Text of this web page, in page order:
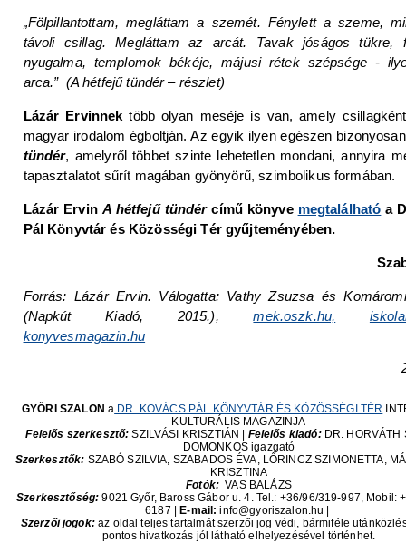
„Fölpillantottam, megláttam a szemét. Fénylett a szeme,
távoli csillag. Megláttam az arcát. Tavak jóságos tükre,
nyugalma, templomok békéje, májusi rétek szépsége -
arca.” (A hétfejű tündér – részlet)
Lázár Ervinnek több olyan meséje is van, amely
magyar irodalom égboltján. Az egyik ilyen egészen
tündér, amelyről többet szinte lehetetlen mondani, annyira
tapasztalatot sűrít magában gyönyörű, szimbolikus formában.
Lázár Ervin A hétfejű tündércímű könyve megtalálható a
Pál Könyvtár és Közösségi Tér gyűjteményében.
Forrás: Lázár Ervin. Válogatta: Vathy Zsuzsa és
(Napkút Kiadó, 2015.),
mek.oszk.hu,
konyvesmagazin.hu
GYŐRI SZALON a DR. KOVÁCS PÁL KÖNYVTÁR ÉS KÖZÖSSÉGI TÉR
KULTURÁLIS MAGAZINJA
Felelős szerkesztő: SZILVÁSI KRISZTIÁN | Felelős kiadó:DR. HORVÁTH
DOMONKOS igazgató
Szerkesztők: SZABÓ SZILVIA, SZABADOS ÉVA, LŐRINCZ SZIMONETTA,
KRISZTINA
Fotók: VAS BALÁZS
Szerkesztőség: 9021 Győr, Baross Gábor u. 4. Tel.: +36/96/319-997, Mobil:
6187
E-mail: info@gyoriszalon.hu |
Szerzői jogok:az oldal teljes tartalmát szerzői jog védi, bármiféle
pontos hivatkozás jól látható elhelyezésével történhet.